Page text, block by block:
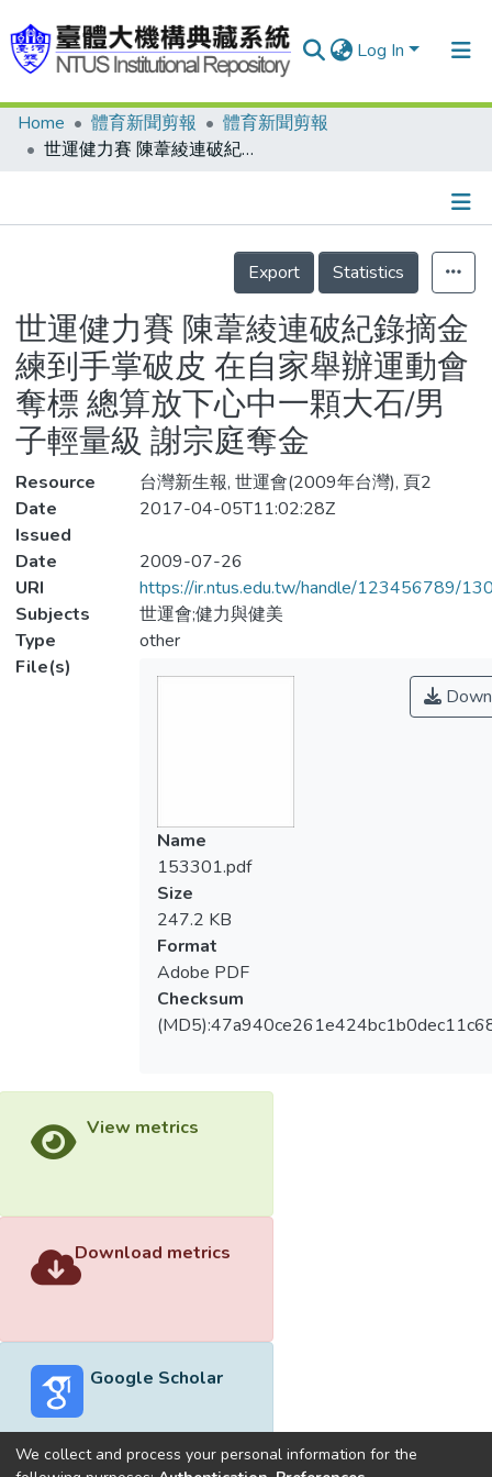
Log In
Communities & Collections
Statistics
Home 體育新聞剪報
體育新聞剪報
世運健力賽 陳葦綾連破紀錄摘金 練到手掌破皮 在自家舉辦運動會奪標 總算放下心中一顆大石/男子輕量級 謝宗庭奪金
Details
Export
Statistics
世運健力賽 陳葦綾連破紀錄摘金
練到手掌破皮 在自家舉辦運動會
奪標 總算放下心中一顆大石/男
子輕量級 謝宗庭奪金
Resource
台灣新生報, 世運會(2009年台灣), 頁2
Date
Issued
2017-04-05T11:02:28Z
Date
2009-07-26
URI
https://ir.ntus.edu.tw/handle/123456789/
Subjects
世運會;健力與健美
Type
other
File(s)
Name
153301.pdf
Size
247.2 KB
Format
Adobe PDF
Checksum
View metrics
Download metrics
Google Scholar
We collect and process your personal information for the